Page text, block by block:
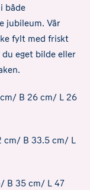
både
jubileum. Vår
fylt med friskt
eget bilde eller
B 26 cm/ L 26
cm/ B 33.5 cm/ L
B 35 cm/ L 47